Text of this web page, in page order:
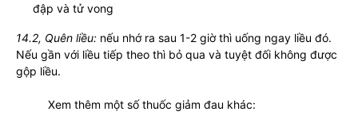
đập và tử vong
14.2, Quên liều: nếu nhớ ra sau 1-2 giờ thì uống ngay liều đó.
Nếu gần với liều tiếp theo thì bỏ qua và tuyệt đối không được
gộp liều.
Xem thêm một số thuốc giảm đau khác: